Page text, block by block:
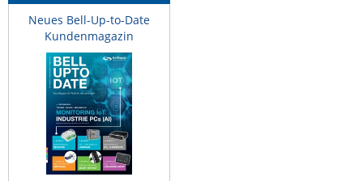
Neues Bell-Up-to-Date
Kundenmagazin